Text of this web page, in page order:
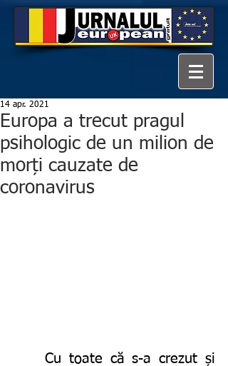
Europa a trecut pragul
psihologic de un milion de
morți cauzate de
coronavirus
14 apr. 2021